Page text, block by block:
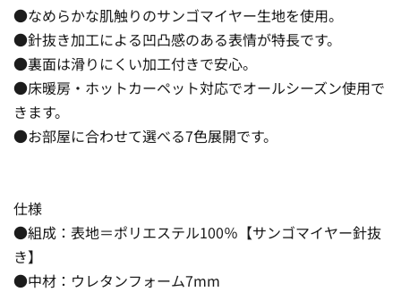
●なめらかな肌触りのサンゴマイヤー生地を使用。
●針抜き加工による凹凸感のある表情が特長です。
●裏面は滑りにくい加工付きで安心。
●床暖房・ホットカーペット対応でオールシーズン使用で
きます。
●お部屋に合わせて選べる7色展開です。
仕様
●組成：表地＝ポリエステル100％【サンゴマイヤー針抜
き】
●中材：ウレタンフォーム7mm